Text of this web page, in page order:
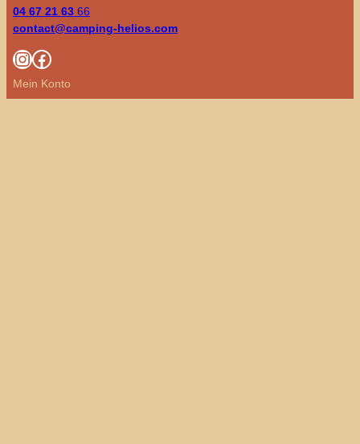
04 67 21 63 66
contact@camping-helios.com
Instagram
Facebook
Mein Konto